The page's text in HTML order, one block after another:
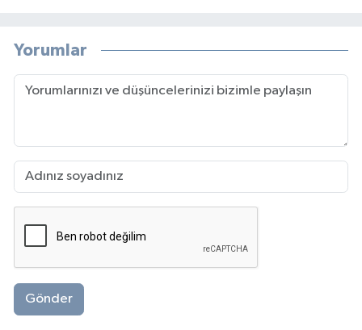
Yorumlar
Gönder